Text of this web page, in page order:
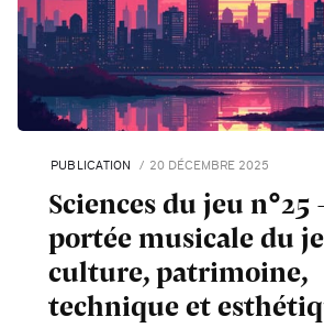
PUBLICATION 20 DÉCEMBRE 2025
Sciences du jeu n°25
portée musicale du
culture, patrimoine,
technique et